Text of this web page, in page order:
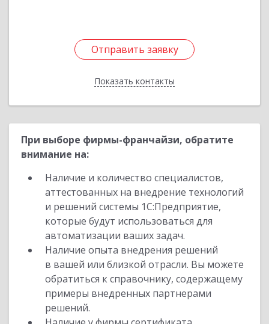
Отправить заявку
Показать контакты
Отправить заявку
Назад
При выборе фирмы-франчайзи, обратите
внимание на:
Наличие и количество специалистов,
аттестованных на внедрение технологий
и решений системы 1С:Предприятие,
которые будут использоваться для
автоматизации ваших задач.
Наличие опыта внедрения решений
в вашей или близкой отрасли. Вы можете
обратиться к справочнику, содержащему
примеры внедренных партнерами
решений.